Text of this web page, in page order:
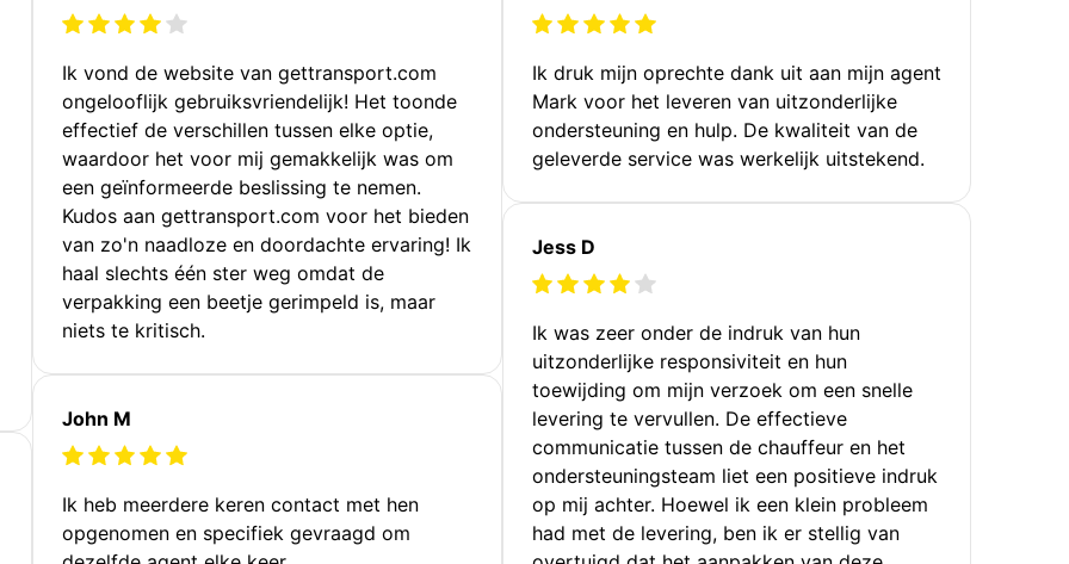
Ik vond de website van gettransport.com
ongelooflijk gebruiksvriendelijk! Het toonde
effectief de verschillen tussen elke optie,
waardoor het voor mij gemakkelijk was om
een geïnformeerde beslissing te nemen.
Kudos aan gettransport.com voor het bieden
van zo'n naadloze en doordachte ervaring! Ik
haal slechts één ster weg omdat de
verpakking een beetje gerimpeld is, maar
niets te kritisch.
John M
Ik heb meerdere keren contact met hen
opgenomen en specifiek gevraagd om
Ik druk mijn oprechte dank uit aan mijn agent
Mark voor het leveren van uitzonderlijke
ondersteuning en hulp. De kwaliteit van de
geleverde service was werkelijk uitstekend.
Jess D
Ik was zeer onder de indruk van hun
uitzonderlijke responsiviteit en hun
toewijding om mijn verzoek om een snelle
levering te vervullen. De effectieve
communicatie tussen de chauffeur en het
ondersteuningsteam liet een positieve indruk
op mij achter. Hoewel ik een klein probleem
had met de levering, ben ik er stellig van